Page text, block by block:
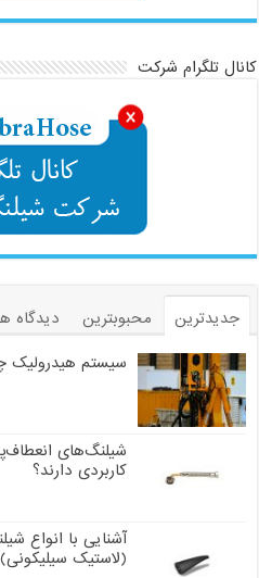
کانال تلگرام شرکت
جدیدترین محبوبترین دیدگاه
سیستم هیدرولیک
شیلنگ‌های
کاربردی دارند؟
آشنایی با انواع
(لاستیک سیلیکونی)